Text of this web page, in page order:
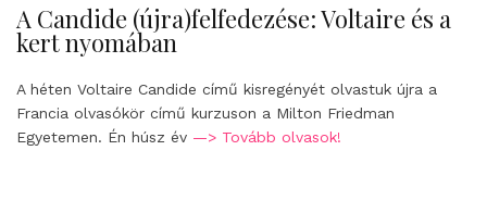
A Candide (újra)felfedezése: Voltaire és a
kert nyomában
A héten Voltaire Candide című kisregényét olvastuk újra a
Francia olvasókör című kurzuson a Milton Friedman
Egyetemen. Én húsz év —> Tovább olvasok!